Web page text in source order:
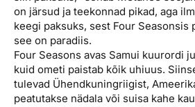
on järsud ja teekonnad pikad, aga
keegi paksuks, sest Four
see on paradiis.
Four Seasons avas Samui kuurordi
kuid ometi paistab kõik uhiuus.
tulevad Ühendkuningriigist,
peatutakse nädala või suisa kahe